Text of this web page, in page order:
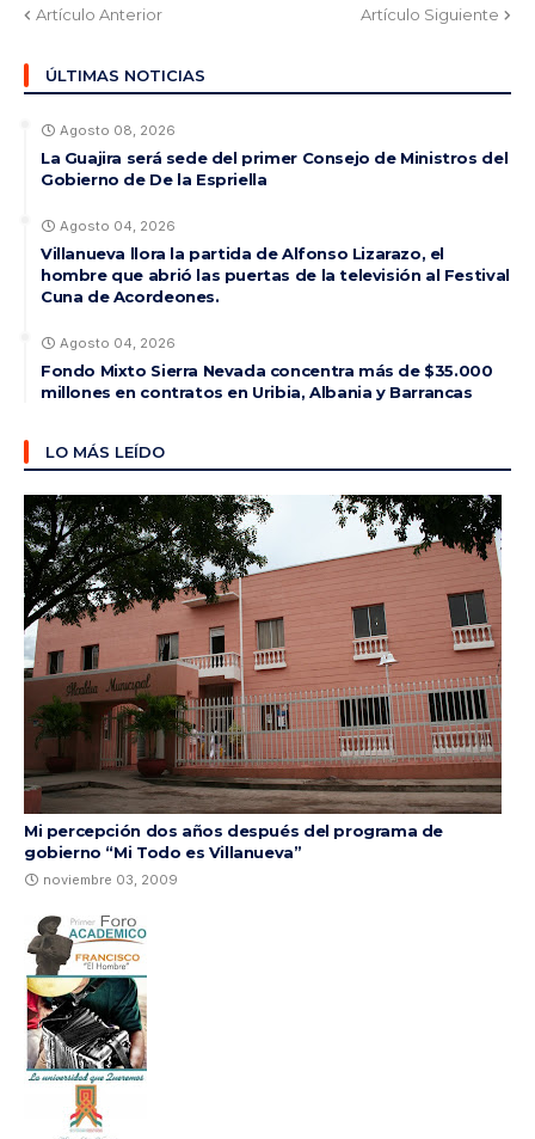
Artículo Anterior Artículo Siguiente
ÚLTIMAS NOTICIAS
Agosto 08, 2026
La Guajira será sede del primer Consejo de Ministros del
Gobierno de De la Espriella
Agosto 04, 2026
Villanueva llora la partida de Alfonso Lizarazo, el
hombre que abrió las puertas de la televisión al Festival
Cuna de Acordeones.
Agosto 04, 2026
Fondo Mixto Sierra Nevada concentra más de $35.000
millones en contratos en Uribia, Albania y Barrancas
LO MÁS LEÍDO
Mi percepción dos años después del programa de
gobierno “Mi Todo es Villanueva”
noviembre 03, 2009